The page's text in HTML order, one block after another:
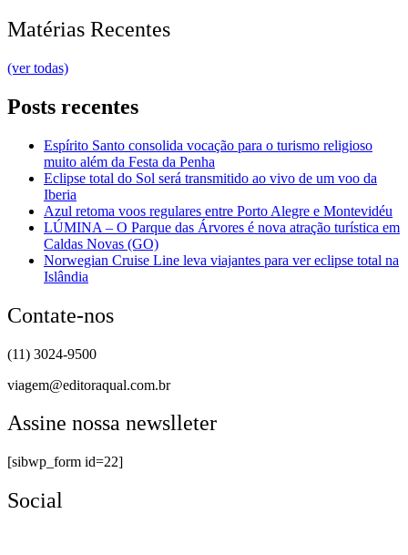
Matérias Recentes
(ver todas)
Posts recentes
Espírito Santo consolida vocação para o turismo religioso
muito além da Festa da Penha
Eclipse total do Sol será transmitido ao vivo de um voo da
Iberia
Azul retoma voos regulares entre Porto Alegre e Montevidéu
LÚMINA – O Parque das Árvores é nova atração turística em
Caldas Novas (GO)
Norwegian Cruise Line leva viajantes para ver eclipse total na
Islândia
Contate-nos
(11) 3024-9500
viagem@editoraqual.com.br
Assine nossa newslleter
[sibwp_form id=22]
Social